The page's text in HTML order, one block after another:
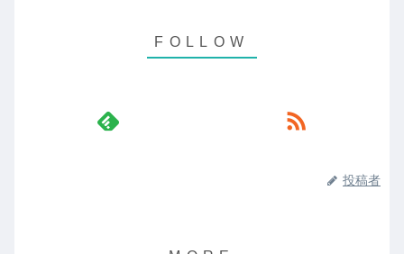
投稿者